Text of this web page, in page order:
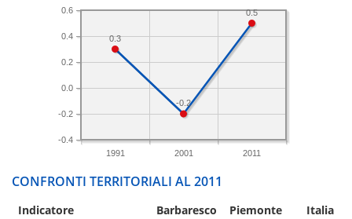
1991 2001 2011
-0.4
-0.2
0.0
0.2
0.4
0.6 0.5
-0.2
0.3
CONFRONTI TERRITORIALI AL 2011
Indicatore Barbaresco Piemonte Italia